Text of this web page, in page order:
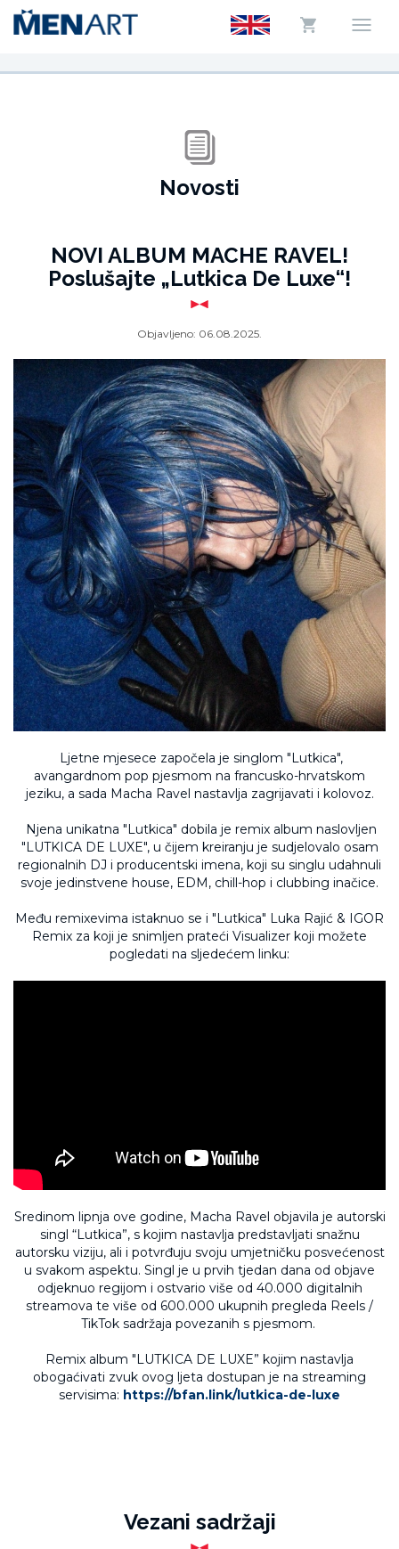
Novosti
NOVI ALBUM MACHE RAVEL!
Poslušajte „Lutkica De Luxe“!
Objavljeno: 06.08.2025.
Ljetne mjesece započela je singlom "Lutkica",
avangardnom pop pjesmom na francusko-hrvatskom
jeziku, a sada Macha Ravel nastavlja zagrijavati i kolovoz.
Njena unikatna "Lutkica" dobila je remix album naslovljen
"LUTKICA DE LUXE", u čijem kreiranju je sudjelovalo osam
regionalnih DJ i producentski imena, koji su singlu udahnuli
svoje jedinstvene house, EDM, chill-hop i clubbing inačice.
Među remixevima istaknuo se i "Lutkica" Luka Rajić & IGOR
Remix za koji je snimljen prateći Visualizer koji možete
pogledati na sljedećem linku:
Sredinom lipnja ove godine, Macha Ravel objavila je autorski
singl “Lutkica”, s kojim nastavlja predstavljati snažnu
autorsku viziju, ali i potvrđuju svoju umjetničku posvećenost
u svakom aspektu. Singl je u prvih tjedan dana od objave
odjeknuo regijom i ostvario više od 40.000 digitalnih
streamova te više od 600.000 ukupnih pregleda Reels /
TikTok sadržaja povezanih s pjesmom.
Remix album "LUTKICA DE LUXE” kojim nastavlja
obogaćivati zvuk ovog ljeta dostupan je na streaming
servisima: https://bfan.link/lutkica-de-luxe
Vezani sadržaji